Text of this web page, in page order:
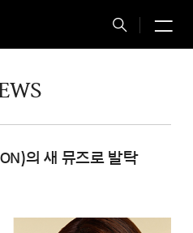
Total
의 새 뮤즈로 발탁